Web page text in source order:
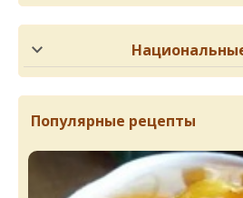
Популярные рецепты